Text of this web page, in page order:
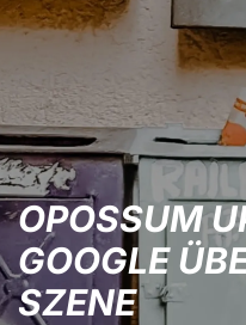
OPOSSUM
GOOGLE
SZENE